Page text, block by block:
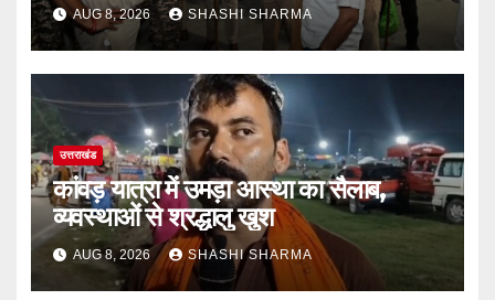
AUG 8, 2026 SHASHI SHARMA
उत्तराखंड
कांवड़ यात्रा में उमड़ा आस्था का सैलाब,
व्यवस्थाओं से श्रद्धालु खुश
AUG 8, 2026 SHASHI SHARMA